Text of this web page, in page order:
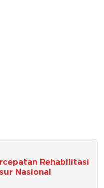
Rehabilitasi
Nasional